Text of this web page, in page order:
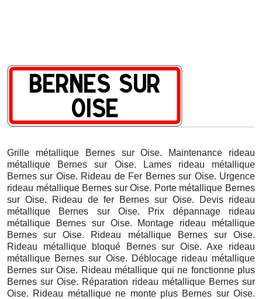
Grille métallique Bernes sur Oise. Maintenance rideau
métallique Bernes sur Oise. Lames rideau métallique
Bernes sur Oise. Rideau de Fer Bernes sur Oise. Urgence
rideau métallique Bernes sur Oise. Porte métallique Bernes
sur Oise. Rideau de fer Bernes sur Oise. Devis rideau
métallique Bernes sur Oise. Prix dépannage rideau
métallique Bernes sur Oise. Montage rideau métallique
Bernes sur Oise. Rideau métallique Bernes sur Oise.
Rideau métallique bloqué Bernes sur Oise. Axe rideau
métallique Bernes sur Oise. Déblocage rideau métallique
Bernes sur Oise. Rideau métallique qui ne fonctionne plus
Bernes sur Oise. Réparation rideau métallique Bernes sur
Oise. Rideau métallique ne monte plus Bernes sur Oise.